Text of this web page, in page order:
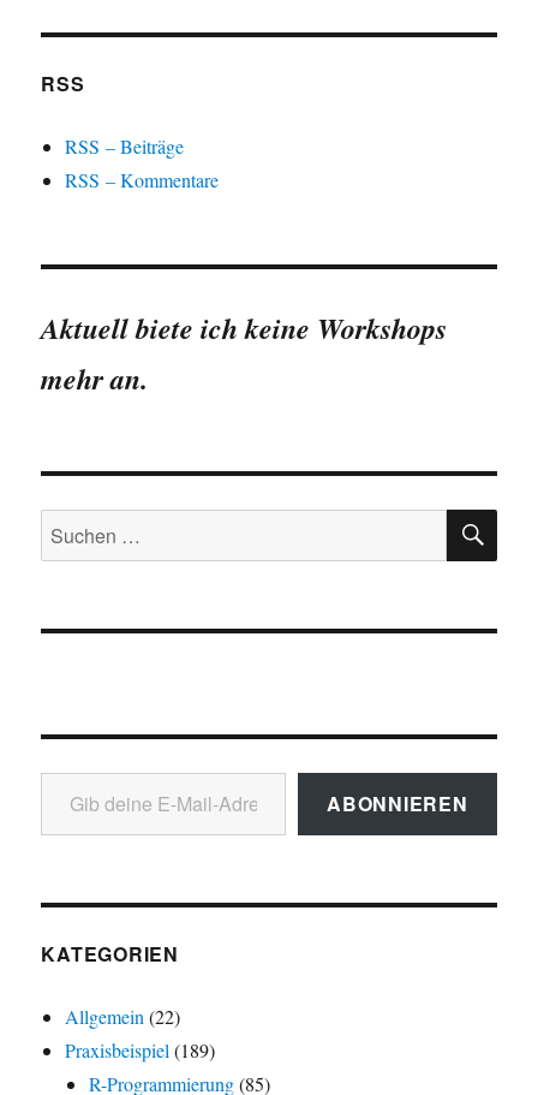
RSS
RSS – Beiträge
RSS – Kommentare
Aktuell biete ich keine Workshops
mehr an.
Suchen
nach:
Gib deine E-Mail-Adresse ein ...
ABONNIEREN
KATEGORIEN
Allgemein (22)
Praxisbeispiel (189)
R-Programmierung(85)